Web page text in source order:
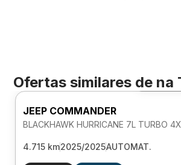
Ofertas similares de na
Foto
JEEP COMMANDER
4.715 km2025/2025AUTOMAT.